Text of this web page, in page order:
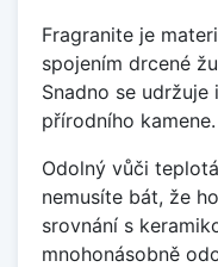
Fragranite je
spojením drcené
Snadno se
přírodního kamene.
Odolný vůči
nemusíte bát, že
srovnání s
mnohonásobně